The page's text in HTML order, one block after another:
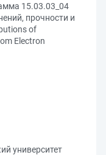
15.03.03_04
прочности и
of
Electron
университет